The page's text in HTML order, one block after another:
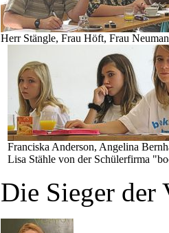
Herr Stängle, Frau Höft, Frau
Franciska Anderson, Angelina
Lisa Stähle von der Schülerfirma
Die Sieger der